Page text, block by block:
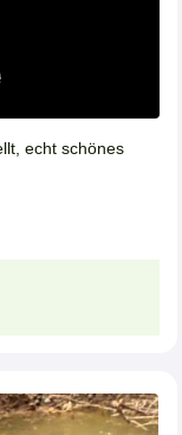
echt schönes